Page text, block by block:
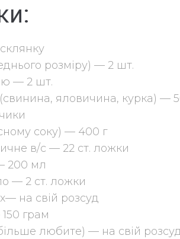
розміру) — 2 шт.
— 2 шт.
яловичина, курка) —
соку) — 400 г
в/с — 22 ст. ложки
200 мл
— 2 ст. ложки
на свій розсуд
грам
любите) — на свій